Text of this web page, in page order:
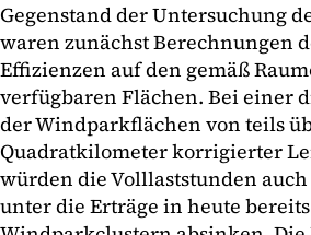
Gegenstand der Untersuchung
waren zunächst Berechnungen
Effizienzen auf den gemäß
verfügbaren Flächen. Bei einer
der Windparkflächen von teils
Quadratkilometer korrigierter
würden die Volllaststunden
unter die Erträge in heute